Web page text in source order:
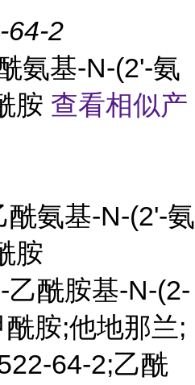
64-2
氨基-N-(2'-氨
胺 查看相似产
氨基-N-(2'-氨
胺
乙酰胺基-N-(2-
胺;他地那兰;
64-2;乙酰